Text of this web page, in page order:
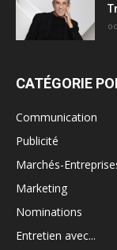
CATÉGORIE
Communication
Publicité
Marchés-
Marketing
Nominations
Entretien avec...